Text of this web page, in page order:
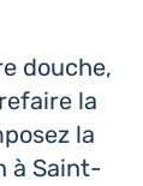
douche,
la
la
à Saint-